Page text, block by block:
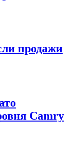
продажи
Camry